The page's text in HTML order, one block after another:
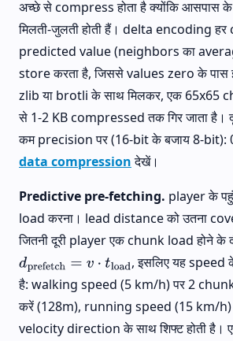
अच्छे से compress होता है क्योंकि आसपास
मिलती-जुलती होती हैं। delta encoding
predicted value (neighbors का
store करता है, जिससे values zero के पास
zlib या brotli के साथ मिलकर, एक 65x65
से 1-2 KB compressed तक गिर जाता
कम precision पर (16-bit के बजाय 8-bit):
data compressionदेखें।
Predictive pre-fetching. player के
load करना। lead distance को उतना
जितनी दूरी player एक chunk load होने के
dprefetch= v⋅ tload , इसलिए यह speed
है: walking speed (5 km/h) पर 2
करें (128m), running speed (15 km/
velocity direction के साथ शिफ्ट होती